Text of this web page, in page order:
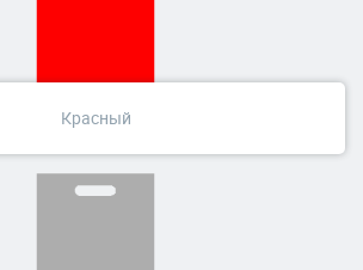
Красный